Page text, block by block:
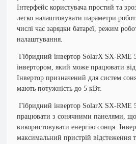
Інтерфейс користувача простий та
легко налаштовувати параметри
числі час зарядки батареї, режим
налаштування.
Гібридний інвертор SolarX SX-RME
інвертором, який може працювати
Інвертор призначений для систем
мають потужність до 5 кВт.
Гібридний інвертор SolarX SX-RME
працювати з сонячними панелями,
використовувати енергію сонця.
максимальний пристрій відстеження